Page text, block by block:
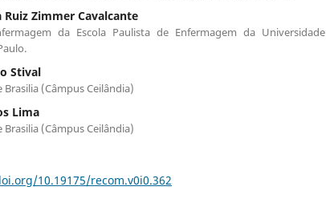
Zimmer Cavalcante
da Escola Paulista de Enfermagem da Universidade
Stival
(Câmpus Ceilândia)
Lima
(Câmpus Ceilândia)
10.19175/recom.v0i0.362